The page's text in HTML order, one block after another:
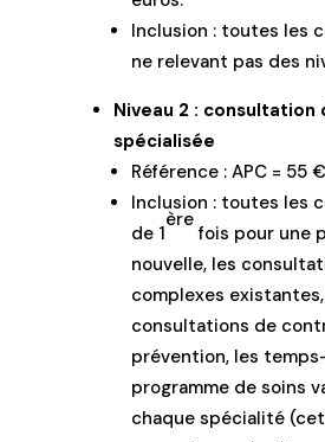
Inclusion : toutes les
ne relevant pas des
Niveau 2 : consultation
spécialisée
Référence : APC = 55 €
Inclusion : toutes les
de 1
ère
fois pour une
nouvelle, les
complexes
consultations de
prévention, les
programme de soins
chaque spécialité